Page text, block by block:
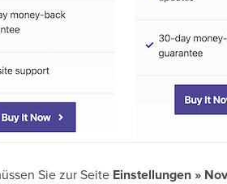
Sie zur Seite Einstellungen »